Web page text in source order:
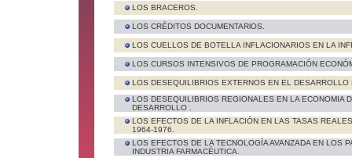
LOS BRACEROS.
LOS CRÉDITOS DOCUMENTARlOS.
LOS CUELLOS DE BOTELLA INFLACIONARIOS EN LA
LOS CURSOS INTENSIVOS DE PROGRAMACIÓN
LOS DESEQUILIBRIOS EXTERNOS EN EL DESARROLLO
LOS DESEQUILIBRIOS REGIONALES EN LA ECONOMIA
DESARROLLO .
LOS EFECTOS DE LA INFLACIÓN EN LAS TASAS
1964-1976.
LOS EFECTOS DE LA TECNOLOGÍA AVANZADA EN LOS
INDUSTRIA FARMACÉUTICA.